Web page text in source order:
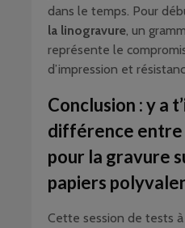
dans le temps. Pour
la linogravure, un
représente le
d’impression et
Conclusion : y a
différence entre
pour la gravure
papiers
Cette session de tests à